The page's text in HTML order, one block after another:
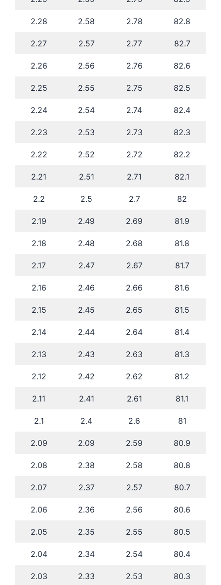
2.28 2.58 2.78 82.8
2.27 2.57 2.77 82.7
2.26 2.56 2.76 82.6
2.25 2.55 2.75 82.5
2.24 2.54 2.74 82.4
2.23 2.53 2.73 82.3
2.22 2.52 2.72 82.2
2.21 2.51 2.71 82.1
2.2 2.5 2.7 82
2.19 2.49 2.69 81.9
2.18 2.48 2.68 81.8
2.17 2.47 2.67 81.7
2.16 2.46 2.66 81.6
2.15 2.45 2.65 81.5
2.14 2.44 2.64 81.4
2.13 2.43 2.63 81.3
2.12 2.42 2.62 81.2
2.11 2.41 2.61 81.1
2.1 2.4 2.6 81
2.09 2.09 2.59 80.9
2.08 2.38 2.58 80.8
2.07 2.37 2.57 80.7
2.06 2.36 2.56 80.6
2.05 2.35 2.55 80.5
2.04 2.34 2.54 80.4
2.03 2.33 2.53 80.3